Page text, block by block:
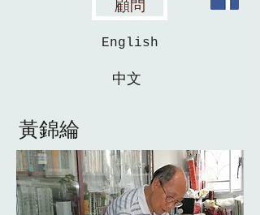
顧問
English
中文
黃錦綸